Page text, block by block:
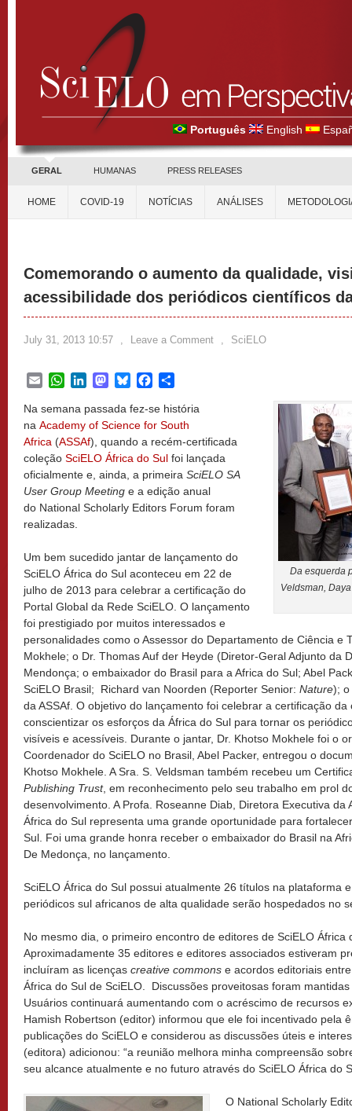
Português English
GERAL HUMANAS PRESS RELEASES
HOME COVID-19 NOTÍCIAS ANÁLISES
Comemorando o aumento da qualidade,
acessibilidade dos periódicos científicos
July 31, 2013 10:57 , Leave a Comment , SciELO
EmailWhatsApp
LinkedInMastodon
BlueskyFacebook
Da esquerda
Veldsman,
Na semana passada fez-se história
na Academy of Science for South
Africa (ASSAf), quando a recém-certificada
coleção SciELO África do Sul foi lançada
oficialmente e, ainda, a primeira SciELO SA
User Group Meeting e a edição anual
do National Scholarly Editors Forum foram
realizadas.
Um bem sucedido jantar de lançamento do
SciELO África do Sul aconteceu em 22 de
julho de 2013 para celebrar a certificação do
Portal Global da Rede SciELO. O lançamento
foi prestigiado por muitos interessados e
personalidades como o Assessor do Departamento de Ciência e
Mokhele; o Dr. Thomas Auf der Heyde (Diretor-Geral Adjunto da
Mendonça; o embaixador do Brasil para a Africa do Sul; Abel
SciELO Brasil; Richard van Noorden (Reporter Senior: Nature); o
da ASSAf. O objetivo do lançamento foi celebrar a certificação
conscientizar os esforços da África do Sul para tornar os
visíveis e acessíveis. Durante o jantar, Dr. Khotso Mokhele foi o
Coordenador do SciELO no Brasil, Abel Packer, entregou o
Khotso Mokhele. A Sra. S. Veldsman também recebeu um
Publishing Trust, em reconhecimento pelo seu trabalho em prol
desenvolvimento. A Profa. Roseanne Diab, Diretora Executiva da
África do Sul representa uma grande oportunidade para
Sul. Foi uma grande honra receber o embaixador do Brasil na
De Medonça, no lançamento.
SciELO África do Sul possui atualmente 26 títulos na plataforma
periódicos sul africanos de alta qualidade serão hospedados no
No mesmo dia, o primeiro encontro de editores de SciELO África
Aproximadamente 35 editores e editores associados estiveram
incluíram as licenças creative commons e acordos editoriais
África do Sul de SciELO. Discussões proveitosas foram
Usuários continuará aumentando com o acréscimo de recursos
Hamish Robertson (editor) informou que ele foi incentivado pela
publicações do SciELO e considerou as discussões úteis e
(editora) adicionou: “a reunião melhora minha compreensão
seu alcance atualmente e no futuro através do SciELO África do
O National Scholarly